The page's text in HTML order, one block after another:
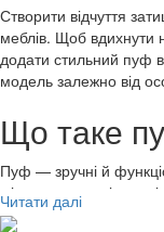
Створити відчуття
меблів. Щоб вдихнути
додати стильний пуф в
модель залежно від
Що таке
Пуф — зручні й
місцем для сидіння,
прекрасний аксесуар
Читати далі